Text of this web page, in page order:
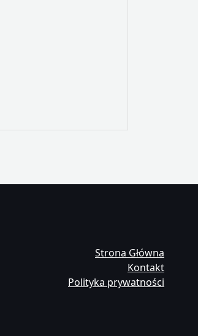
Strona Główna
Kontakt
Polityka prywatności